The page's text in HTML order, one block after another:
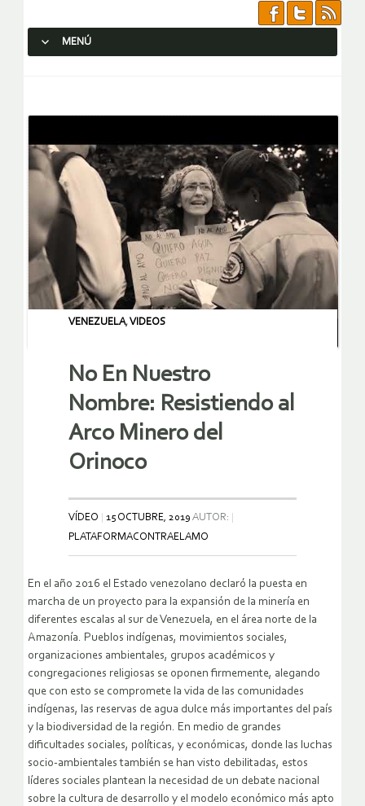
MENÚ
VENEZUELA,VIDEOS
No En Nuestro
Nombre: Resistiendo al
Arco Minero del
Orinoco
VÍDEO 15 OCTUBRE, 2019 AUTOR:
PLATAFORMACONTRAELAMO
En el año 2016 el Estado venezolano declaró la puesta en
marcha de un proyecto para la expansión de la minería en
diferentes escalas al sur de Venezuela, en el área norte de la
Amazonía. Pueblos indígenas, movimientos sociales,
organizaciones ambientales, grupos académicos y
congregaciones religiosas se oponen firmemente, alegando
que con esto se compromete la vida de las comunidades
indígenas, las reservas de agua dulce más importantes del país
y la biodiversidad de la región. En medio de grandes
dificultades sociales, políticas, y económicas, donde las luchas
socio-ambientales también se han visto debilitadas, estos
líderes sociales plantean la necesidad de un debate nacional
sobre la cultura de desarrollo y el modelo económico más apto